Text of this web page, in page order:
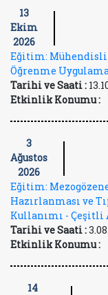
13
Ekim
2026
Eğitim:
Öğrenme
Tarihi ve Saati :
Etkinlik Konumu :
3
Ağustos
2026
Eğitim:
Hazırlanması ve
Kullanımı -
Tarihi ve Saati :
Etkinlik Konumu :
14